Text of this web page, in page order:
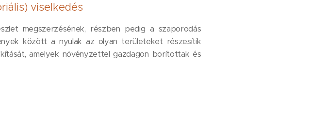
viselkedés
megszerzésének, részben pedig a szaporodás
között a nyulak az olyan területeket részesítik
amelyek növényzettel gazdagon borítottak és